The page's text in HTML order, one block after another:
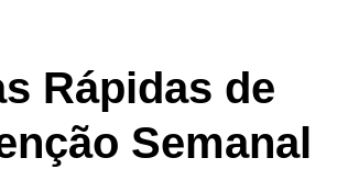
Rápidas de
Semanal